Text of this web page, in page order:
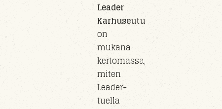
Leader
Karhuseutu
on
mukana
kertomassa,
miten
Leader-
tuella